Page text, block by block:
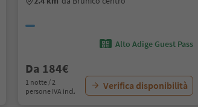
Alto Adige Guest Pass
Da 184€
1 notte / 2
persone IVA incl.
Verifica disponibilità